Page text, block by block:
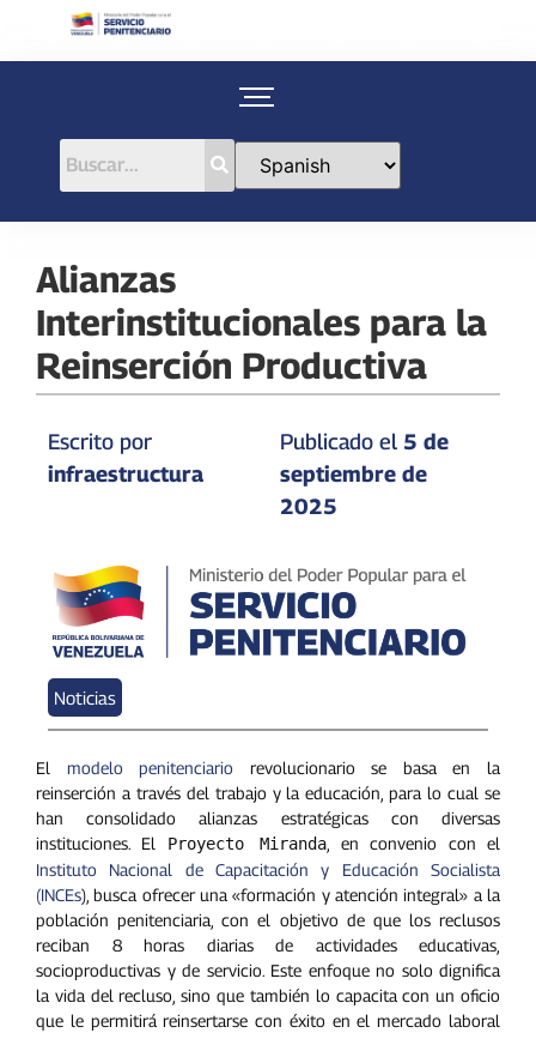
Alianzas
Interinstitucionales para la
Reinserción Productiva
Escrito por
infraestructura
Publicado el 5 de
septiembre de
2025
Noticias
El modelo penitenciario revolucionario se basa en la
reinserción a través del trabajo y la educación, para lo cual se
han consolidado alianzas estratégicas con diversas
instituciones. El
Proyecto Miranda , en convenio con el
Instituto Nacional de Capacitación y Educación Socialista
(INCEs), busca ofrecer una «formación y atención integral» a la
población penitenciaria, con el objetivo de que los reclusos
reciban 8 horas diarias de actividades educativas,
socioproductivas y de servicio. Este enfoque no solo dignifica
la vida del recluso, sino que también lo capacita con un oficio
que le permitirá reinsertarse con éxito en el mercado laboral